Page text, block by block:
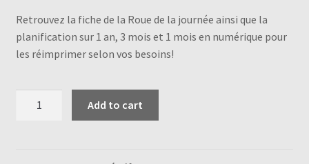
Retrouvez la fiche de la Roue de la journée ainsi que la
planification sur 1 an, 3 mois et 1 mois en numérique pour
les réimprimer selon vos besoins!
Add to cart